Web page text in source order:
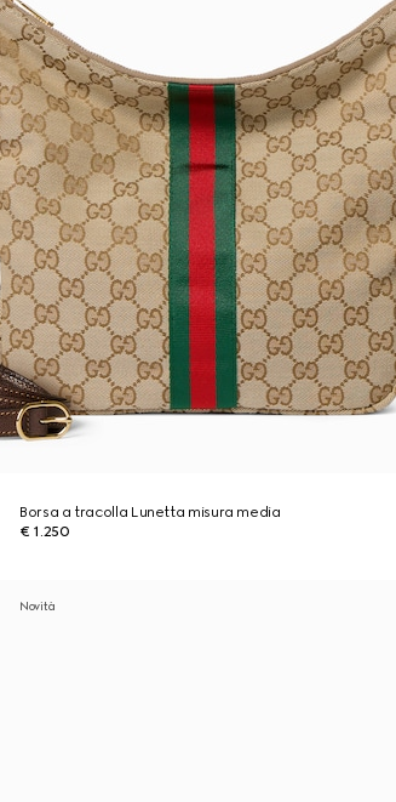
Borsa a tracolla Lunetta misura media
€ 1.250
Novità